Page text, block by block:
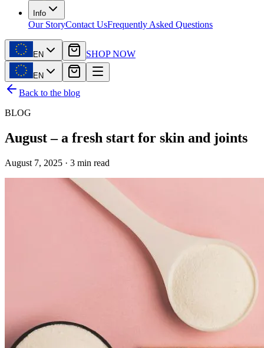
Info
Our StoryContact UsFrequently Asked Questions
EN SHOP NOW
EN
Back to the blog
BLOG
August – a fresh start for skin and joints
August 7, 2025 · 3 min read